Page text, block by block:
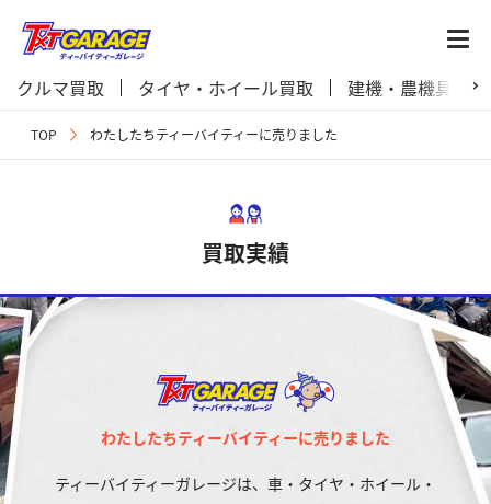
クルマ買取 タイヤ・ホイール買取 建機・農機具買取
TOP わたしたちティーバイティーに売りました
買取実績
わたしたちティーバイティーに売りました
ティーバイティーガレージは、車・タイヤ・ホイール・